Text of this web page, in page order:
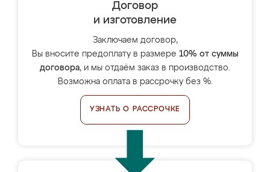
Договор
и изготовление
Заключаем договор,
Вы вносите предоплату в размере 10% от суммы
договора, и мы отдаём заказ в производство.
Возможна оплата в рассрочку без %.
УЗНАТЬ О РАССРОЧКЕ